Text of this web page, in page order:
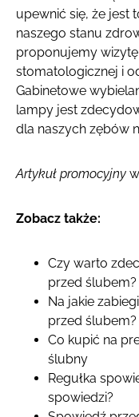
upewnić się, że jest
naszego stanu
proponujemy
stomatologicznej i
Gabinetowe
lampy jest
dla naszych zębów
Artykuł promocyjny
Zobacz także:
Czy warto
przed ślubem?
Na jakie
przed ślubem?
Co kupić na
ślubny
Regułka
spowiedzi?